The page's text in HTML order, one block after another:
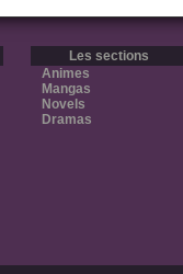
Les sections
Animes
Mangas
Novels
Dramas